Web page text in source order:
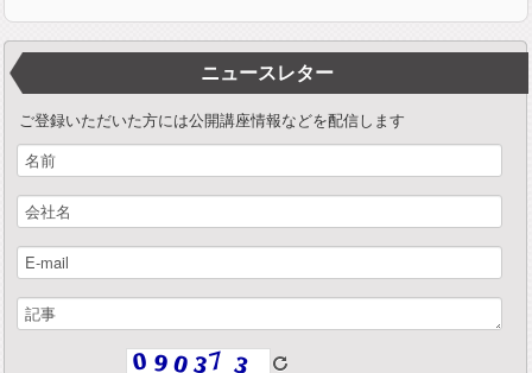
ニュースレター
ご登録いただいた方には公開講座情報などを配信します